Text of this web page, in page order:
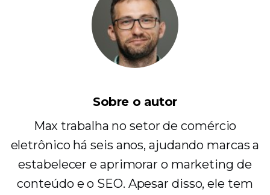
Sobre o autor
Max trabalha no setor de comércio
eletrônico há seis anos, ajudando marcas a
estabelecer e aprimorar o marketing de
conteúdo e o SEO. Apesar disso, ele tem